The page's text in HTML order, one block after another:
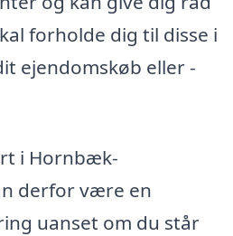
forholde dig til disse i
ejendomskøb eller -
i Hornbæk-
derfor være en
uanset om du står